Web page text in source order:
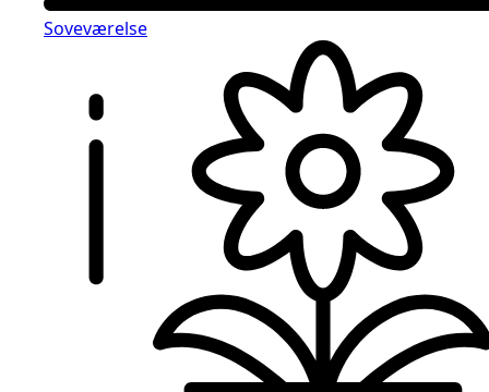
Soveværelse